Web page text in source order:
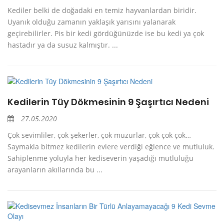
Kediler belki de doğadaki en temiz hayvanlardan biridir.
Uyanık olduğu zamanın yaklaşık yarısını yalanarak
geçirebilirler. Pis bir kedi gördüğünüzde ise bu kedi ya çok
hastadır ya da susuz kalmıştır. ...
Kedilerin Tüy Dökmesinin 9 Şaşırtıcı Nedeni
27.05.2020
Çok sevimliler, çok şekerler, çok muzurlar, çok çok çok…
Saymakla bitmez kedilerin evlere verdiği eğlence ve mutluluk.
Sahiplenme yoluyla her kediseverin yaşadığı mutluluğu
arayanların akıllarında bu ...